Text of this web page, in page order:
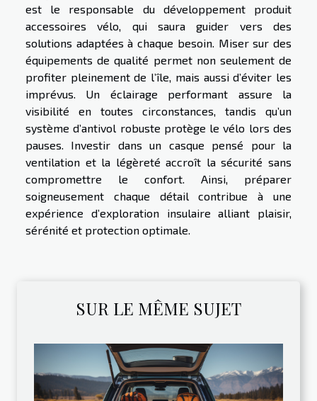
est le responsable du développement produit
accessoires vélo, qui saura guider vers des
solutions adaptées à chaque besoin. Miser sur des
équipements de qualité permet non seulement de
profiter pleinement de l’île, mais aussi d’éviter les
imprévus. Un éclairage performant assure la
visibilité en toutes circonstances, tandis qu’un
système d’antivol robuste protège le vélo lors des
pauses. Investir dans un casque pensé pour la
ventilation et la légèreté accroît la sécurité sans
compromettre le confort. Ainsi, préparer
soigneusement chaque détail contribue à une
expérience d’exploration insulaire alliant plaisir,
sérénité et protection optimale.
SUR LE MÊME SUJET